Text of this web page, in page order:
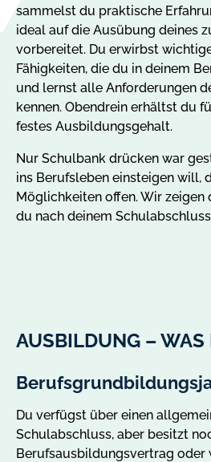
sammelst du praktische
ideal auf die Ausübung deines
vorbereitet. Du erwirbst
Fähigkeiten, die du in deinem
und lernst alle Anforderungen
kennen. Obendrein erhältst du
festes Ausbildungsgehalt.
Nur Schulbank drücken war
ins Berufsleben einsteigen will,
Möglichkeiten offen. Wir zeigen
du nach deinem
AUSBILDUNG – WAS
Slider
Slider
9
Slides
Slide
von
9
Du verfügst über einen
Schulabschluss, aber besitzt
Berufsausbildungsvertrag oder